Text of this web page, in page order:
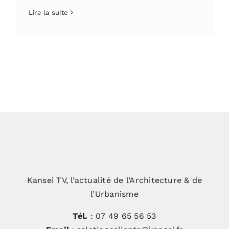
Lire la suite
Kansei TV, l’actualité de l’Architecture & de
l’Urbanisme
Tél. : 07 49 65 56 53